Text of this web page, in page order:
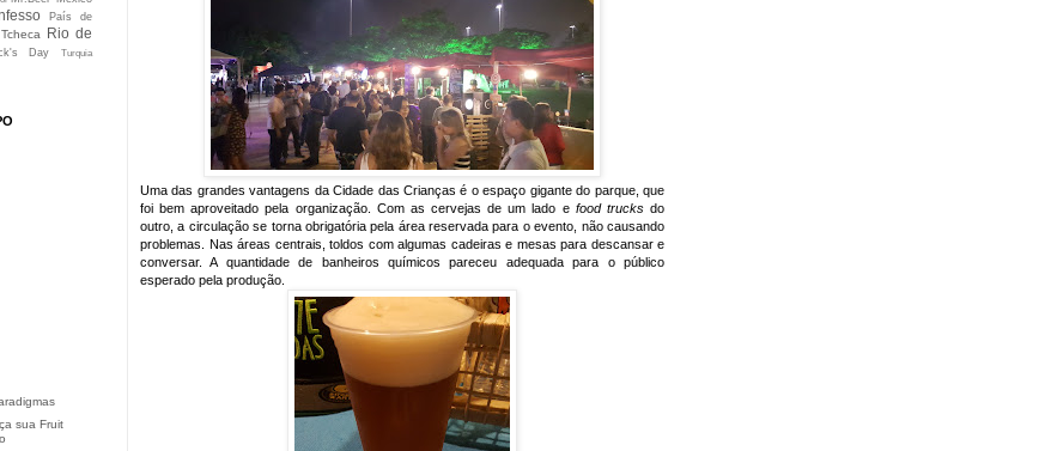
Uma das grandes vantagens da Cidade das Crianças é o espaço gigante do parque, que
foi bem aproveitado pela organização. Com as cervejas de um lado e food trucksdo
outro, a circulação se torna obrigatória pela área reservada para o evento, não causando
problemas. Nas áreas centrais, toldos com algumas cadeiras e mesas para descansar e
conversar. A quantidade de banheiros químicos pareceu adequada para o público
esperado pela produção.
País de
Rio de
Day Turquia
sua Fruit